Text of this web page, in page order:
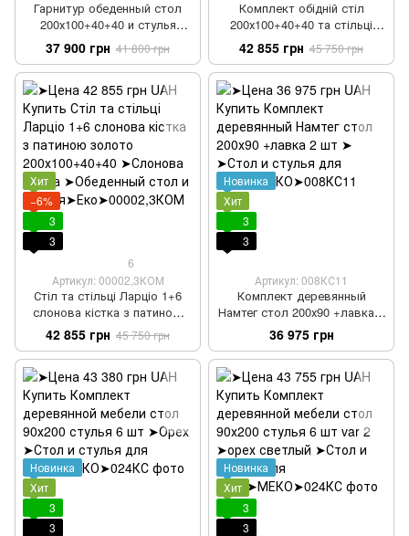
Гарнитур обеденный стол
200х100+40+40 и стулья
Ларцио 1+6 орех темный с
патиной золото
37 900 грн 41 800 грн
Комплект обідній стіл
200х100+40+40 та стільці
Ларціо 1+6 з патиною
42 855 грн 45 750 грн
Хит
−6%
3
3
6
Артикул: 00002,3КОМ
Стіл та стільці Ларціо 1+6
слонова кістка з патиною
золото 200х100+40+40
42 855 грн 45 750 грн
Новинка
Хит
3
3
Артикул: 008КС11
Комплект деревянный
Намтег стол 200х90 +лавка 2
шт
36 975 грн
Новинка
Хит
3
3
Новинка
Хит
3
3